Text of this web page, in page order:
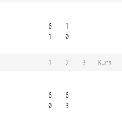
6
1
1
0
1 2 3
Kurs
6
0
6
3